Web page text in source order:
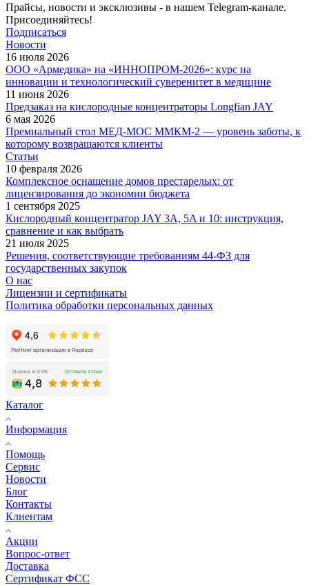
Прайсы, новости и эксклюзивы - в нашем Telegram-канале.
Присоединяйтесь!
Подписаться
Новости
16 июля 2026
ООО «Армедика» на «ИННОПРОМ-2026»: курс на
инновации и технологический суверенитет в медицине
11 июня 2026
Предзаказ на кислородные концентраторы Longfian JAY
6 мая 2026
Премиальный стол МЕД-МОС ММКМ-2 — уровень заботы, к
которому возвращаются клиенты
Статьи
10 февраля 2026
Комплексное оснащение домов престарелых: от
лицензирования до экономии бюджета
1 сентября 2025
Кислородный концентратор JAY 3A, 5A и 10: инструкция,
сравнение и как выбрать
21 июля 2025
Решения, соответствующие требованиям 44-ФЗ для
государственных закупок
О нас
Лицензии и сертификаты
Политика обработки персональных данных
Каталог
Информация
Помощь
Сервис
Новости
Блог
Контакты
Клиентам
Акции
Вопрос-ответ
Доставка
Сертификат ФСС